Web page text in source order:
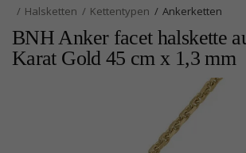
Halsketten Kettentypen Ankerketten
BNH Anker facet halskette
Karat Gold 45 cm x 1,3 mm